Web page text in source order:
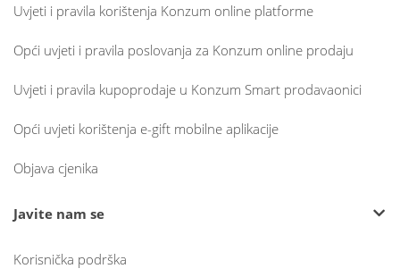
Uvjeti i pravila korištenja Konzum online platforme
Opći uvjeti i pravila poslovanja za Konzum online prodaju
Uvjeti i pravila kupoprodaje u Konzum Smart prodavaonici
Opći uvjeti korištenja e-gift mobilne aplikacije
Objava cjenika
Javite nam se
Korisnička podrška